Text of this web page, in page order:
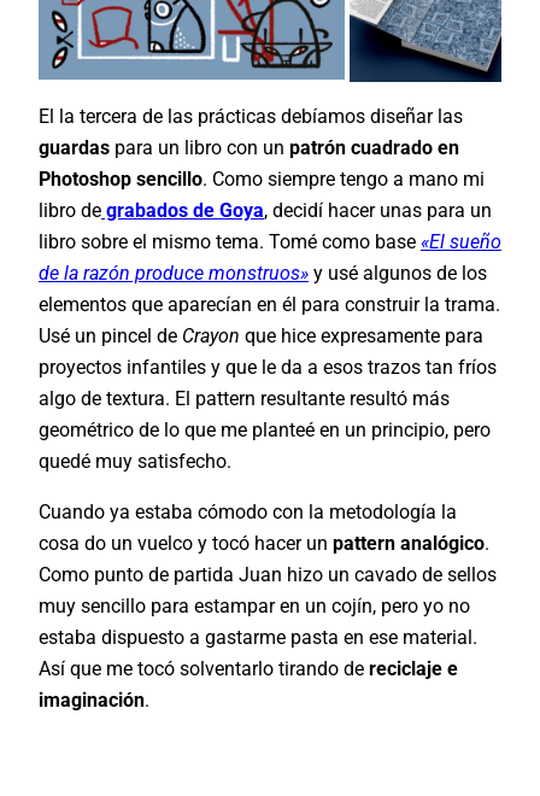
El la tercera de las prácticas debíamos diseñar las
guardas para un libro con un patrón cuadrado en
Photoshop sencillo. Como siempre tengo a mano mi
libro de grabados de Goya, decidí hacer unas para un
libro sobre el mismo tema. Tomé como base «El sueño
de la razón produce monstruos» y usé algunos de los
elementos que aparecían en él para construir la trama.
Usé un pincel de Crayon que hice expresamente para
proyectos infantiles y que le da a esos trazos tan fríos
algo de textura. El pattern resultante resultó más
geométrico de lo que me planteé en un principio, pero
quedé muy satisfecho.
Cuando ya estaba cómodo con la metodología la
cosa do un vuelco y tocó hacer un pattern analógico.
Como punto de partida Juan hizo un cavado de sellos
muy sencillo para estampar en un cojín, pero yo no
estaba dispuesto a gastarme pasta en ese material.
Así que me tocó solventarlo tirando de reciclaje e
imaginación.